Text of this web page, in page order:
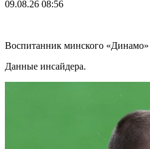
09.08.26 08:56
Воспитанник минского
Данные инсайдера.